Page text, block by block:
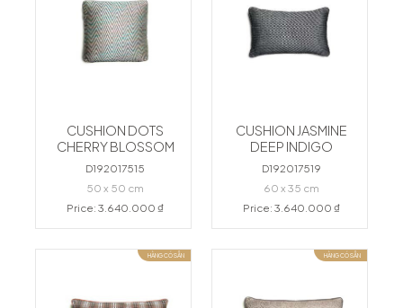
CUSHION DOTS
CHERRY BLOSSOM
D192017515
50 x 50 cm
Price: 3.640.000 ₫
CUSHION JASMINE
DEEP INDIGO
D192017519
60 x 35 cm
Price: 3.640.000 ₫
HÀNG CÓ SẴN HÀNG CÓ SẴN